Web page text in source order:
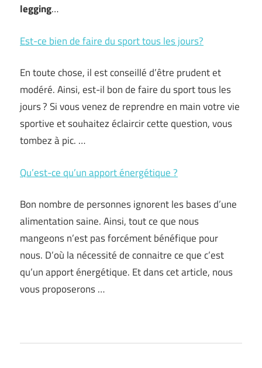
legging…
Est-ce bien de faire du sport tous les jours?
En toute chose, il est conseillé d’être prudent et
modéré. Ainsi, est-il bon de faire du sport tous les
jours ? Si vous venez de reprendre en main votre vie
sportive et souhaitez éclaircir cette question, vous
tombez à pic. …
Qu’est-ce qu’un apport énergétique ?
Bon nombre de personnes ignorent les bases d’une
alimentation saine. Ainsi, tout ce que nous
mangeons n’est pas forcément bénéfique pour
nous. D’où la nécessité de connaitre ce que c’est
qu’un apport énergétique. Et dans cet article, nous
vous proposerons …